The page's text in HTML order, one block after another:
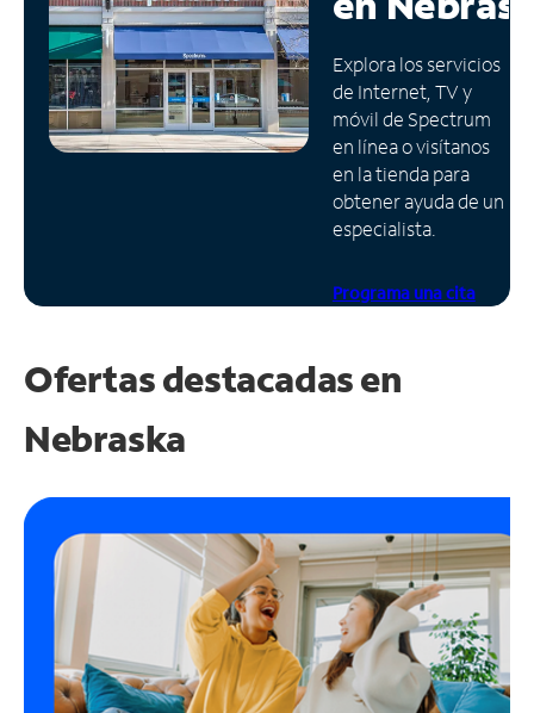
Administrar
cuenta
Encuentra
una
tienda
Explora los servicios
de Internet, TV y
móvil de Spectrum
en línea o visítanos
en la tienda para
obtener ayuda de un
especialista.
Programa una cita
Ofertas destacadas en
Nebraska